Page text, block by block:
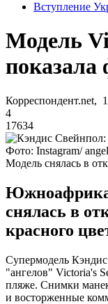
Вступление
Модель
показала
Корреспондент.net,
4
17634
Фото: Instagram/
Модель снялась в
снялась в
красного
Супермодель
"ангелов" Victoria's
пляже. Снимки
и восторженные